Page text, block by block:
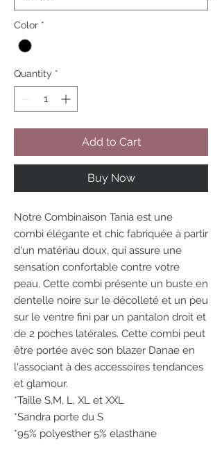
Color *
Quantity *
Add to Cart
Buy Now
Notre Combinaison Tania est une
combi élégante et chic fabriquée à partir
d'un matériau doux, qui assure une
sensation confortable contre votre
peau. Cette combi présente un buste en
dentelle noire sur le décolleté et un peu
sur le ventre fini par un pantalon droit et
de 2 poches latérales. Cette combi peut
être portée avec son blazer Danae en
l'associant à des accessoires tendances
et glamour.
*Taille S,M, L, XL et XXL
*Sandra porte du S
*95% polyesther 5% elasthane